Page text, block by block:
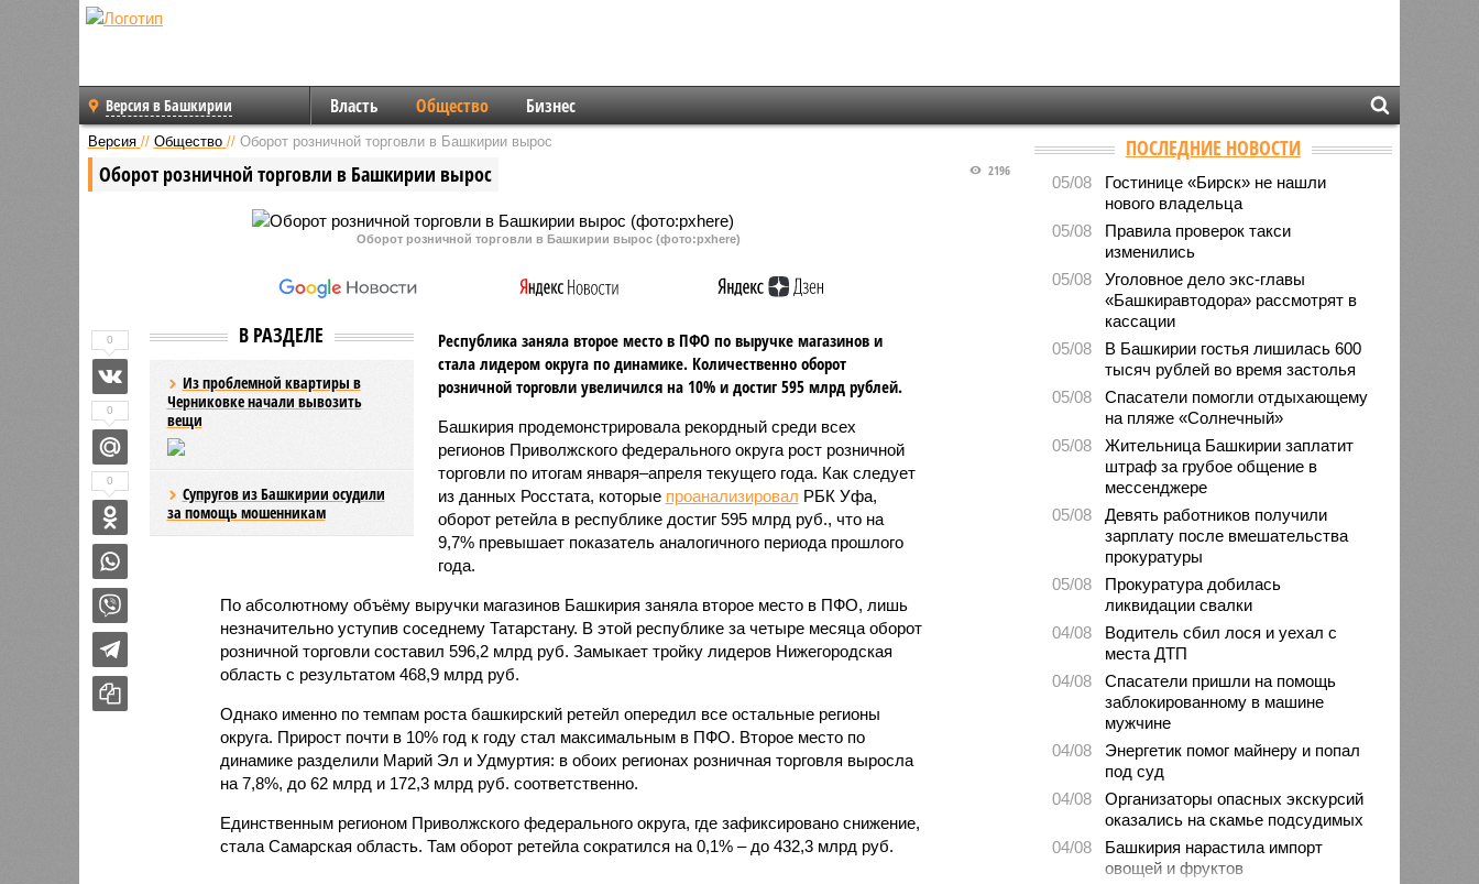
Версия в Башкирии Власть Общество Бизнес
Версия // Общество // Оборот розничной торговли в Башкирии вырос
Оборот розничной торговли в Башкирии вырос 2196
Оборот розничной торговли в Башкирии вырос (фото:pxhere)
В РАЗДЕЛЕ
Из проблемной квартиры в
Черниковке начали вывозить
вещи
Супругов из Башкирии осудили
за помощь мошенникам
Республика заняла второе место в ПФО по выручке магазинов и
стала лидером округа по динамике. Количественно оборот
розничной торговли увеличился на 10% и достиг 595 млрд рублей.
Башкирия продемонстрировала рекордный среди всех
регионов Приволжского федерального округа рост розничной
торговли по итогам января–апреля текущего года. Как следует
из данных Росстата, которые проанализировал РБК Уфа,
оборот ретейла в республике достиг 595 млрд руб., что на
9,7% превышает показатель аналогичного периода прошлого
года.
По абсолютному объёму выручки магазинов Башкирия заняла второе место в ПФО, лишь
незначительно уступив соседнему Татарстану. В этой республике за четыре месяца оборот
розничной торговли составил 596,2 млрд руб. Замыкает тройку лидеров Нижегородская
область с результатом 468,9 млрд руб.
Однако именно по темпам роста башкирский ретейл опередил все остальные регионы
округа. Прирост почти в 10% год к году стал максимальным в ПФО. Второе место по
динамике разделили Марий Эл и Удмуртия: в обоих регионах розничная торговля выросла
на 7,8%, до 62 млрд и 172,3 млрд руб. соответственно.
Единственным регионом Приволжского федерального округа, где зафиксировано снижение,
стала Самарская область. Там оборот ретейла сократился на 0,1% – до 432,3 млрд руб.
0
0
0
ПОСЛЕДНИЕ НОВОСТИ
05/08
Гостинице «Бирск» не нашли
нового владельца
05/08
Правила проверок такси
изменились
05/08
Уголовное дело экс-главы
«Башкиравтодора» рассмотрят в
кассации
05/08
В Башкирии гостья лишилась 600
тысяч рублей во время застолья
05/08
Спасатели помогли отдыхающему
на пляже «Солнечный»
05/08
Жительница Башкирии заплатит
штраф за грубое общение в
мессенджере
05/08
Девять работников получили
зарплату после вмешательства
прокуратуры
05/08
Прокуратура добилась
ликвидации свалки
04/08
Водитель сбил лося и уехал с
места ДТП
04/08
Спасатели пришли на помощь
заблокированному в машине
мужчине
04/08
Энергетик помог майнеру и попал
под суд
04/08
Организаторы опасных экскурсий
оказались на скамье подсудимых
04/08
Башкирия нарастила импорт
овощей и фруктов